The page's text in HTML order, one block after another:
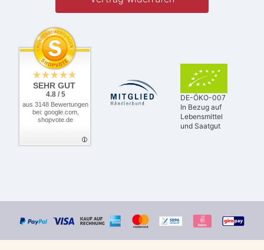
SEHR GUT
4.8 / 5
aus 3148 Bewertungen
bei: google.com,
shopvote.de
DE-ÖKO-007
In Bezug auf
Lebensmittel
und Saatgut